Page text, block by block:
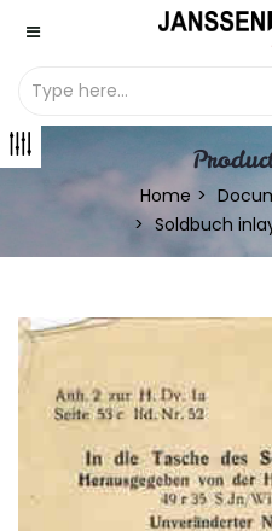
Home
Soldbuch